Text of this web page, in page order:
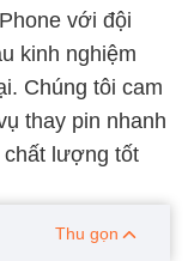
với đội
kinh nghiệm
Chúng tôi cam
thay pin nhanh
chất lượng tốt
Thu gọn